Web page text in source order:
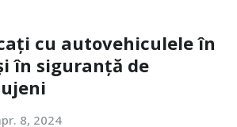
cu autovehiculele în
în siguranță de
8, 2024